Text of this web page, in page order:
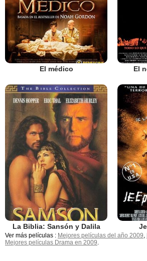
El médico El
La Biblia: Sansón y Dalila
Ver más películas : Mejores películas del año 2009,
Mejores películas Drama en 2009.